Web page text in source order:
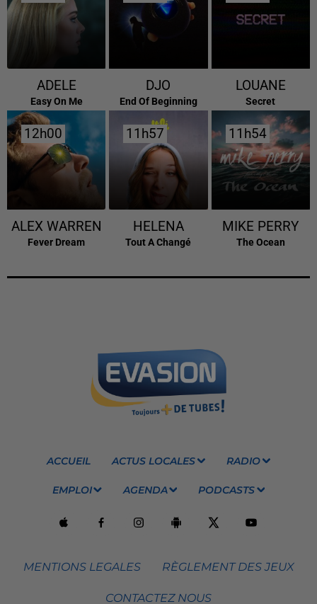
ADELE
Easy On Me
DJO
End Of Beginning
LOUANE
Secret
12h00
12h00
ALEX WARREN
Fever Dream
11h57
11h57
HELENA
Tout A Changé
11h54
11h54
MIKE PERRY
The Ocean
ACCUEIL ACTUS LOCALES RADIO
EMPLOI AGENDA PODCASTS
MENTIONS LEGALES RÈGLEMENT DES JEUX
CONTACTEZ NOUS